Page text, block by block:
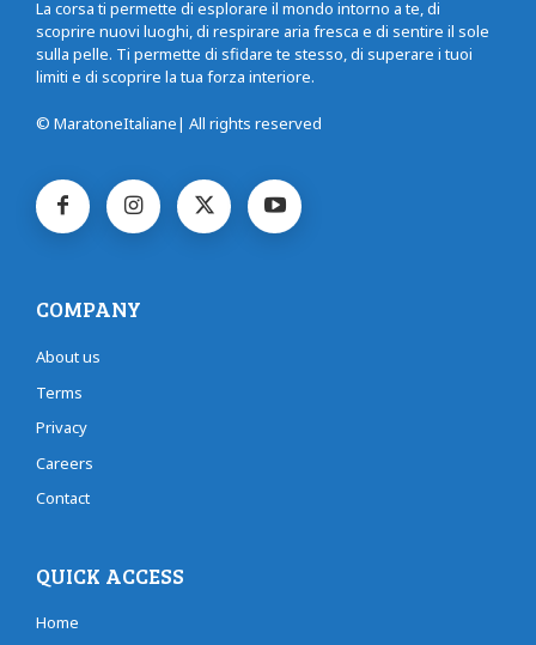
La corsa ti permette di esplorare il mondo intorno a te, di
scoprire nuovi luoghi, di respirare aria fresca e di sentire il sole
sulla pelle. Ti permette di sfidare te stesso, di superare i tuoi
limiti e di scoprire la tua forza interiore.
© MaratoneItaliane| All rights reserved
COMPANY
About us
Terms
Privacy
Careers
Contact
QUICK ACCESS
Home